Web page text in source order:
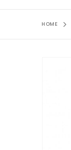
HOME